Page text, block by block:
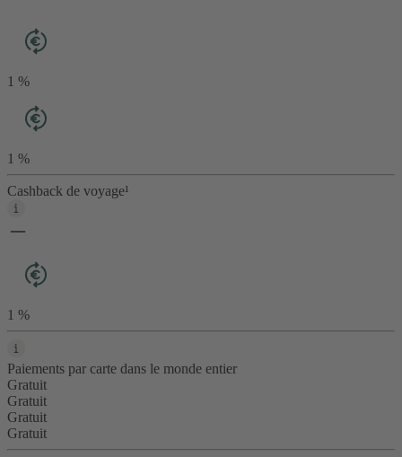
1 %
1 %
Cashback de voyage¹
1 %
Paiements par carte dans le monde entier
Gratuit
Gratuit
Gratuit
Gratuit